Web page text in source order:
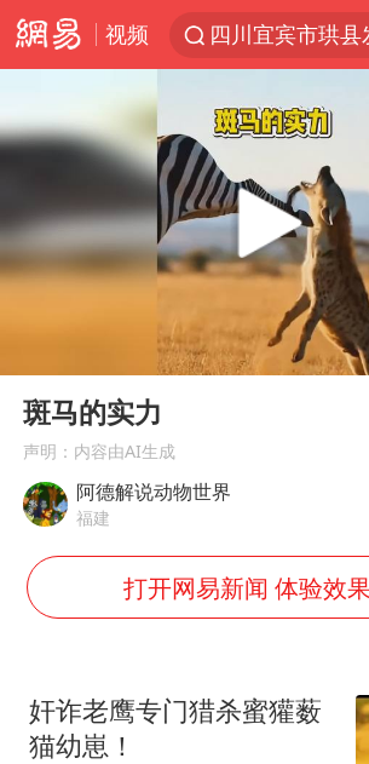
视频
四川宜宾市珙
周末打虎 宋致远
白海豚将正面袭
浙江台州《告全
多个明星演唱会
牛群和施拉普纳
刘浩存百花奖开
习近平心系体育
Play
斑马的实力
声明：内容由AI生成
阿德解说动物世界
福建
打开网易新闻 体验效
奸诈老鹰专门猎杀蜜獾薮
猫幼崽！